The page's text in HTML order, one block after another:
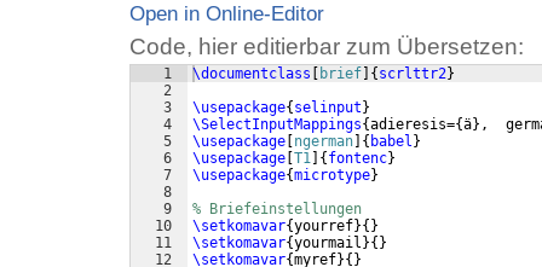
Open in Online-Editor
Code, hier editierbar zum Übersetzen:
1
2
3
4
5
6
7
8
9
10
11
12
\documentclass brief { scrlttr2}
\usepackage{ selinput }
\SelectInputMappings{adieresis={ä} ,
\usepackage ngerman { babel }
\usepackage T1 { fontenc}
\usepackage{microtype}
% Briefeinstellungen
\setkomavar{yourref}{ }
\setkomavar{yourmail }{ }
\setkomavar{myref}{ }